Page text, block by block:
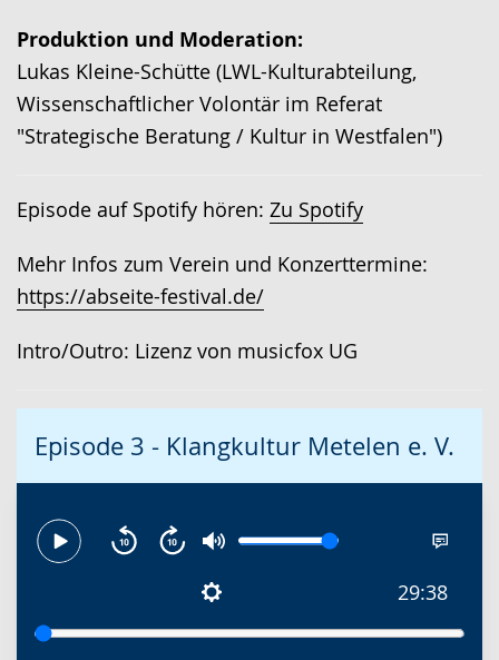
Produktion und Moderation:
Lukas Kleine-Schütte (LWL-Kulturabteilung,
Wissenschaftlicher Volontär im Referat
"Strategische Beratung / Kultur in Westfalen")
Episode auf Spotify hören: Zu Spotify
Mehr Infos zum Verein und Konzerttermine:
https://abseite-festival.de/
Intro/Outro: Lizenz von musicfox UG
Episode 3 - Klangkultur Metelen e. V.
29:38